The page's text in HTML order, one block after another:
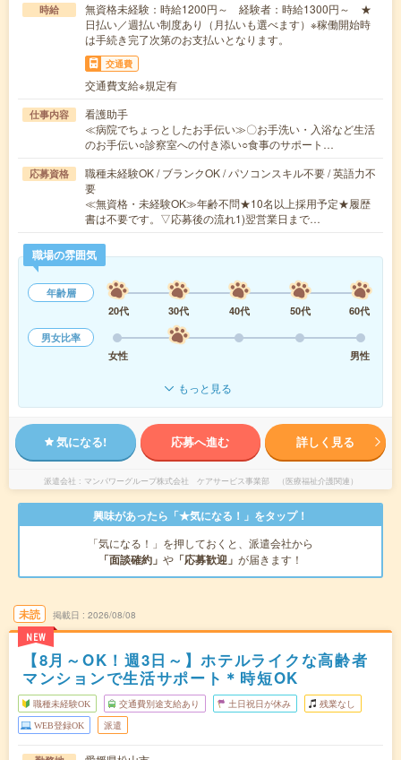
時給
無資格未経験：時給1200円～ 経験者：時給1300円～ ★
日払い／週払い制度あり（月払いも選べます）※稼働開始時
は手続き完了次第のお支払いとなります。
交通費
交通費支給※規定有
仕事内容
看護助手
≪病院でちょっとしたお手伝い≫〇お手洗い・入浴など生活
のお手伝い○診察室への付き添い○食事のサポート…
応募資格
職種未経験OK / ブランクOK / パソコンスキル不要 / 英語力不
要
≪無資格・未経験OK≫年齢不問★10名以上採用予定★履歴
書は不要です。▽応募後の流れ1)翌営業日まで…
職場の雰囲気
年齢層
20代
30代 40代 50代
60代
男女比率
女性
男性
もっと見る
気になる! 応募へ進む 詳しく見る
派遣会社 マンパワーグループ株式会社 ケアサービス事業部 （医療福祉介護関連）
興味があったら「★気になる！」をタップ！
「気になる！」を押しておくと、派遣会社から
「面談確約」 や 「応募歓迎」 が届きます！
未読
NEW
掲載日 2026/08/08
【8月～OK！週3日～】ホテルライクな高齢者
マンションで生活サポート＊時短OK
職種未経験OK 交通費別途支給あり 土日祝日が休み 残業なし
WEB登録OK 派遣